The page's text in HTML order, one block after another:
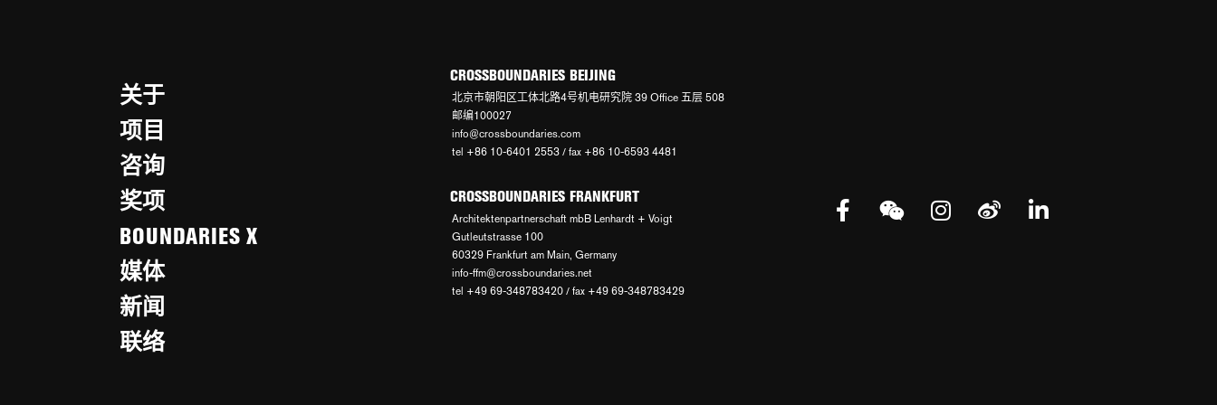
关于
项目
咨询
奖项
BOUNDARIES X
媒体
新闻
联络
CROSSBOUNDARIES BEIJING
北京市朝阳区工体北路4号机电研究院 39 Office 五层 508
邮编100027
info@crossboundaries.com
tel +86 10-6401 2553 / fax +86 10-6593 4481
CROSSBOUNDARIES FRANKFURT
Architektenpartnerschaft mbB Lenhardt + Voigt
Gutleutstrasse 100
60329 Frankfurt am Main, Germany
info-ffm@crossboundaries.net
tel +49 69-348783420 / fax +49 69-348783429